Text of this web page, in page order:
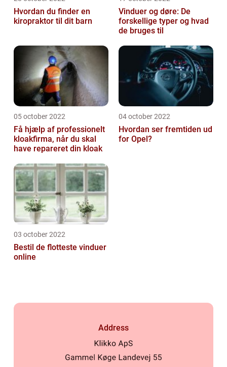
Hvordan du finder en
kiropraktor til dit barn
Vinduer og døre: De
forskellige typer og hvad
de bruges til
05 october 2022
Få hjælp af professionelt
kloakfirma, når du skal
have repareret din kloak
04 october 2022
Hvordan ser fremtiden ud
for Opel?
03 october 2022
Bestil de flotteste vinduer
online
Address